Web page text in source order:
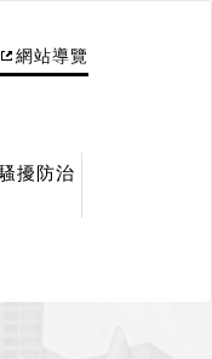
網站導覽
擾防治